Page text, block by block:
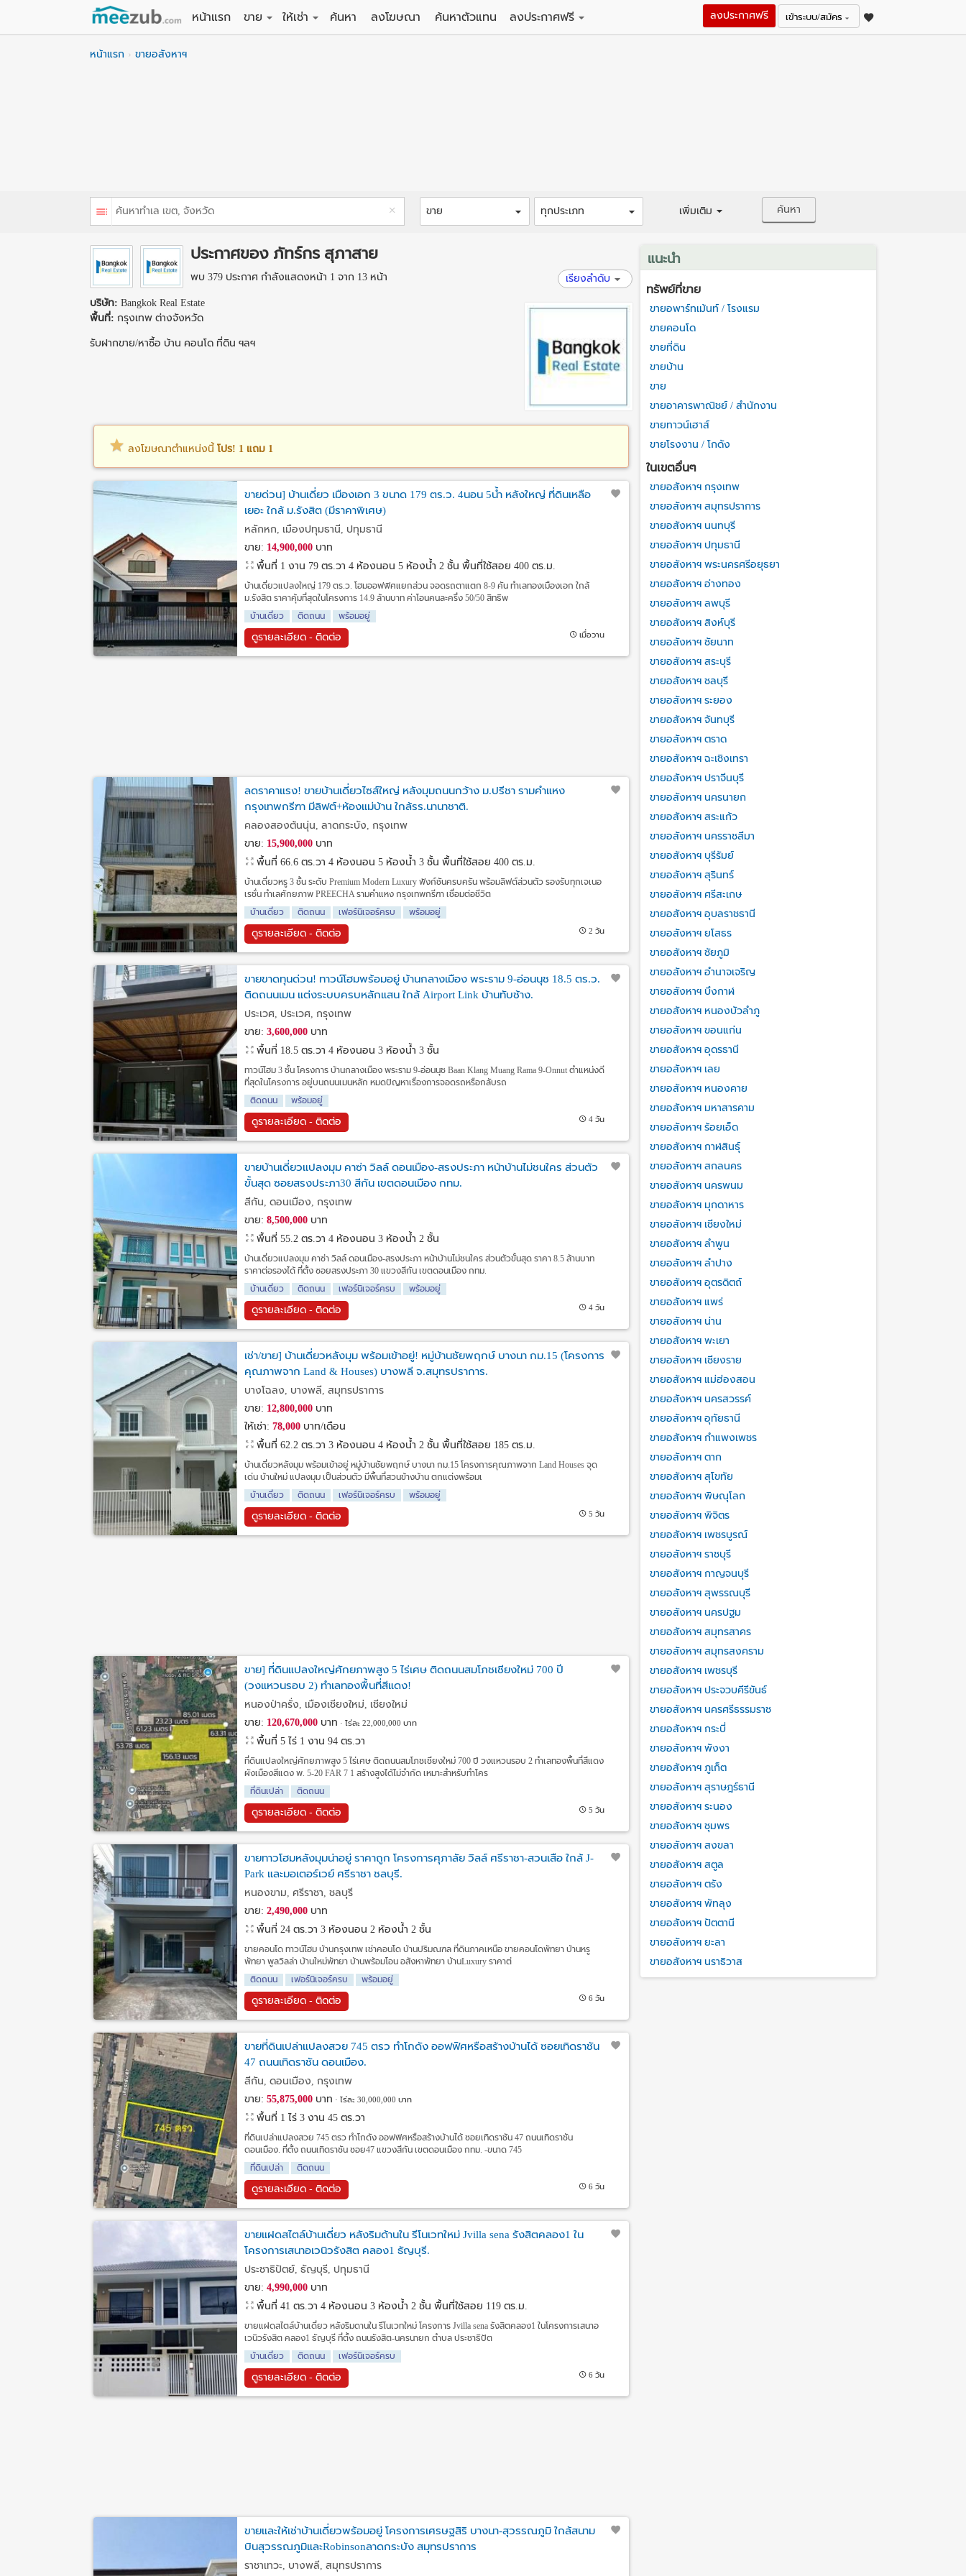
หน้าแรก
ขาย
ให้เช่า
ค้นหา ลงโฆษณา ค้นหาตัวแทน
ลงประกาศฟรี
เข้าระบบ/สมัคร
ลงประกาศฟรี
หน้าแรก ขายอสังหาฯ
ขาย ทุกประเภท เพิ่มเติม ค้นหา
ประกาศของ ภัทร์กร สุภาสาย
พบ 379 ประกาศ กำลังแสดงหน้า 1 จาก 13 หน้า เรียงลำดับ
บริษัท: Bangkok Real Estate
พื้นที่: กรุงเทพ ต่างจังหวัด
รับฝากขาย/หาซื้อ บ้าน คอนโด ที่ดิน ฯลฯ
ลงโฆษณาตำแหน่งนี้ โปร! 1 แถม 1
ขายด่วน] บ้านเดี่ยว เมืองเอก 3 ขนาด 179 ตร.ว. 4นอน 5น้ำ หลังใหญ่ ที่ดินเหลือ
เยอะ ใกล้ ม.รังสิต (มีราคาพิเศษ)
หลักหก, เมืองปทุมธานี, ปทุมธานี
ขาย: 14,900,000 บาท
พื้นที่ 1 งาน 79 ตร.วา 4 ห้องนอน 5 ห้องน้ำ 2 ชั้น พื้นที่ใช้สอย 400 ตร.ม.
บ้านเดี่ยวแปลงใหญ่ 179 ตร.ว. โฮมออฟฟิศแยกส่วน จอดรถตาแตก 8-9 คัน ทำเลทองเมืองเอก ใกล้
ม.รังสิต ราคาคุ้มที่สุดในโครงการ 14.9 ล้านบาท ค่าโอนคนละครึ่ง 50/50 สิทธิพ
บ้านเดี่ยว
ติดถนน พร้อมอยู่
ดูรายละเอียด - ติดต่อ เมื่อวาน
ลดราคาแรง! ขายบ้านเดี่ยวไซส์ใหญ่ หลังมุมถนนกว้าง ม.ปรีชา รามคำแหง
กรุงเทพกรีฑา มีลิฟต์+ห้องแม่บ้าน ใกล้รร.นานาชาติ.
คลองสองต้นนุ่น, ลาดกระบัง, กรุงเทพ
ขาย: 15,900,000 บาท
พื้นที่ 66.6 ตร.วา 4 ห้องนอน 5 ห้องน้ำ 3 ชั้น พื้นที่ใช้สอย 400 ตร.ม.
บ้านเดี่ยวหรู 3 ชั้น ระดับ Premium Modern Luxury ฟังก์ชันครบครัน พร้อมลิฟต์ส่วนตัว รองรับทุกเจเนอ
เรชั่น ทำเลศักยภาพ PREECHA รามคำแหง กรุงเทพกรีฑา เชื่อมต่อชีวิต
บ้านเดี่ยว
ติดถนน เฟอร์นิเจอร์ครบ พร้อมอยู่
ดูรายละเอียด - ติดต่อ 2 วัน
ขายขาดทุนด่วน! ทาวน์โฮมพร้อมอยู่ บ้านกลางเมือง พระราม 9-อ่อนนุช 18.5 ตร.ว.
ติดถนนเมน แต่งระบบครบหลักแสน ใกล้ Airport Link บ้านทับช้าง.
ประเวศ, ประเวศ, กรุงเทพ
ขาย: 3,600,000 บาท
พื้นที่ 18.5 ตร.วา 4 ห้องนอน 3 ห้องน้ำ 3 ชั้น
ทาวน์โฮม 3 ชั้น โครงการ บ้านกลางเมือง พระราม 9-อ่อนนุช Baan Klang Muang Rama 9-Onnut ตำแหน่งดี
ที่สุดในโครงการ อยู่บนถนนเมนหลัก หมดปัญหาเรื่องการจอดรถหรือกลับรถ
ติดถนน
พร้อมอยู่
ดูรายละเอียด - ติดต่อ 4 วัน
ขายบ้านเดี่ยวแปลงมุม คาซ่า วิลล์ ดอนเมือง-สรงประภา หน้าบ้านไม่ชนใคร ส่วนตัว
ขั้นสุด ซอยสรงประภา30 สีกัน เขตดอนเมือง กทม.
สีกัน, ดอนเมือง, กรุงเทพ
ขาย: 8,500,000 บาท
พื้นที่ 55.2 ตร.วา 4 ห้องนอน 3 ห้องน้ำ 2 ชั้น
บ้านเดี่ยวแปลงมุม คาซ่า วิลล์ ดอนเมือง-สรงประภา หน้าบ้านไม่ชนใคร ส่วนตัวขั้นสุด ราคา 8.5 ล้านบาท
ราคาต่อรองได้ ที่ตั้ง ซอยสรงประภา 30 แขวงสีกัน เขตดอนเมือง กทม.
บ้านเดี่ยว
ติดถนน เฟอร์นิเจอร์ครบ พร้อมอยู่
ดูรายละเอียด - ติดต่อ 4 วัน
เช่า/ขาย] บ้านเดี่ยวหลังมุม พร้อมเข้าอยู่! หมู่บ้านชัยพฤกษ์ บางนา กม.15 (โครงการ
คุณภาพจาก Land & Houses) บางพลี จ.สมุทรปราการ.
บางโฉลง, บางพลี, สมุทรปราการ
ขาย: 12,800,000 บาท
ให้เช่า: 78,000 บาท/เดือน
พื้นที่ 62.2 ตร.วา 3 ห้องนอน 4 ห้องน้ำ 2 ชั้น พื้นที่ใช้สอย 185 ตร.ม.
บ้านเดี่ยวหลังมุม พร้อมเข้าอยู่ หมู่บ้านชัยพฤกษ์ บางนา กม.15 โครงการคุณภาพจาก Land Houses จุด
เด่น บ้านใหม่ แปลงมุม เป็นส่วนตัว มีพื้นที่สวนข้างบ้าน ตกแต่งพร้อมเ
บ้านเดี่ยว
ติดถนน เฟอร์นิเจอร์ครบ พร้อมอยู่
ดูรายละเอียด - ติดต่อ 5 วัน
ขาย] ที่ดินแปลงใหญ่ศักยภาพสูง 5 ไร่เศษ ติดถนนสมโภชเชียงใหม่ 700 ปี
(วงแหวนรอบ 2) ทำเลทองพื้นที่สีแดง!
หนองป่าครั่ง, เมืองเชียงใหม่, เชียงใหม่
ขาย: 120,670,000 บาท ไร่ละ 22,000,000 บาท
พื้นที่ 5 ไร่ 1 งาน 94 ตร.วา
ที่ดินแปลงใหญ่ศักยภาพสูง 5 ไร่เศษ ติดถนนสมโภชเชียงใหม่ 700 ปี วงแหวนรอบ 2 ทำเลทองพื้นที่สีแดง
ผังเมืองสีแดง พ. 5-20 FAR 7 1 สร้างสูงได้ไม่จำกัด เหมาะสำหรับทำโคร
ที่ดินเปล่า
ติดถนน
ดูรายละเอียด - ติดต่อ 5 วัน
ขายทาวโฮมหลังมุมน่าอยู่ ราคาถูก โครงการศุภาลัย วิลล์ ศรีราชา-สวนเสือ ใกล้ J-
Park และมอเตอร์เวย์ ศรีราชา ชลบุรี.
หนองขาม, ศรีราชา, ชลบุรี
ขาย: 2,490,000 บาท
พื้นที่ 24 ตร.วา 3 ห้องนอน 2 ห้องน้ำ 2 ชั้น
ขายคอนโด ทาวน์โฮม บ้านกรุงเทพ เช่าคอนโด บ้านปริมณฑล ที่ดินภาคเหนือ ขายคอนโดพัทยา บ้านหรู
พัทยา พูลวิลล่า บ้านใหม่พัทยา บ้านพร้อมโอน อสังหาพัทยา บ้านLuxury ราคาต่
ติดถนน
เฟอร์นิเจอร์ครบ พร้อมอยู่
ดูรายละเอียด - ติดต่อ 6 วัน
ขายที่ดินเปล่าแปลงสวย 745 ตรว ทำโกดัง ออฟฟิศหรือสร้างบ้านได้ ซอยเทิดราชัน
47 ถนนเทิดราชัน ดอนเมือง.
สีกัน, ดอนเมือง, กรุงเทพ
ขาย: 55,875,000 บาท ไร่ละ 30,000,000 บาท
พื้นที่ 1 ไร่ 3 งาน 45 ตร.วา
ที่ดินเปล่าแปลงสวย 745 ตรว ทำโกดัง ออฟฟิศหรือสร้างบ้านได้ ซอยเทิดราชัน 47 ถนนเทิดราชัน
ดอนเมือง. ที่ตั้ง ถนนเทิดราชัน ซอย47 แขวงสีกัน เขตดอนเมือง กทม. -ขนาด 745
ที่ดินเปล่า
ติดถนน
ดูรายละเอียด - ติดต่อ 6 วัน
ขายแฝดสไตล์บ้านเดี่ยว หลังริมด้านใน รีโนเวทใหม่ Jvilla sena รังสิตคลอง1 ใน
โครงการเสนาอเวนิวรังสิต คลอง1 ธัญบุรี.
ประชาธิปัตย์, ธัญบุรี, ปทุมธานี
ขาย: 4,990,000 บาท
พื้นที่ 41 ตร.วา 4 ห้องนอน 3 ห้องน้ำ 2 ชั้น พื้นที่ใช้สอย 119 ตร.ม.
ขายแฝดสไตล์บ้านเดี่ยว หลังริมดานใน รีโนเวทใหม่ โครงการ Jvilla sena รังสิตคลอง1 ในโครงการเสนาอ
เวนิวรังสิต คลอง1 ธัญบุรี ที่ตั้ง ถนนรังสิต-นครนายก ตำบล ประชาธิปัต
บ้านเดี่ยว
ติดถนน เฟอร์นิเจอร์ครบ
ดูรายละเอียด - ติดต่อ 6 วัน
ขายและให้เช่าบ้านเดี่ยวพร้อมอยู่ โครงการเศรษฐสิริ บางนา-สุวรรณภูมิ ใกล้สนาม
บินสุวรรณภูมิและRobinsonลาดกระบัง สมุทรปราการ
ราชาเทวะ, บางพลี, สมุทรปราการ
แนะนำ
ทรัพย์ที่ขาย
ขายอพาร์ทเม้นท์ / โรงแรม
ขายคอนโด
ขายที่ดิน
ขายบ้าน
ขาย
ขายอาคารพาณิชย์ / สำนักงาน
ขายทาวน์เฮาส์
ขายโรงงาน / โกดัง
ในเขตอื่นๆ
ขายอสังหาฯ กรุงเทพ
ขายอสังหาฯ สมุทรปราการ
ขายอสังหาฯ นนทบุรี
ขายอสังหาฯ ปทุมธานี
ขายอสังหาฯ พระนครศรีอยุธยา
ขายอสังหาฯ อ่างทอง
ขายอสังหาฯ ลพบุรี
ขายอสังหาฯ สิงห์บุรี
ขายอสังหาฯ ชัยนาท
ขายอสังหาฯ สระบุรี
ขายอสังหาฯ ชลบุรี
ขายอสังหาฯ ระยอง
ขายอสังหาฯ จันทบุรี
ขายอสังหาฯ ตราด
ขายอสังหาฯ ฉะเชิงเทรา
ขายอสังหาฯ ปราจีนบุรี
ขายอสังหาฯ นครนายก
ขายอสังหาฯ สระแก้ว
ขายอสังหาฯ นครราชสีมา
ขายอสังหาฯ บุรีรัมย์
ขายอสังหาฯ สุรินทร์
ขายอสังหาฯ ศรีสะเกษ
ขายอสังหาฯ อุบลราชธานี
ขายอสังหาฯ ยโสธร
ขายอสังหาฯ ชัยภูมิ
ขายอสังหาฯ อำนาจเจริญ
ขายอสังหาฯ บึงกาฬ
ขายอสังหาฯ หนองบัวลำภู
ขายอสังหาฯ ขอนแก่น
ขายอสังหาฯ อุดรธานี
ขายอสังหาฯ เลย
ขายอสังหาฯ หนองคาย
ขายอสังหาฯ มหาสารคาม
ขายอสังหาฯ ร้อยเอ็ด
ขายอสังหาฯ กาฬสินธุ์
ขายอสังหาฯ สกลนคร
ขายอสังหาฯ นครพนม
ขายอสังหาฯ มุกดาหาร
ขายอสังหาฯ เชียงใหม่
ขายอสังหาฯ ลำพูน
ขายอสังหาฯ ลำปาง
ขายอสังหาฯ อุตรดิตถ์
ขายอสังหาฯ แพร่
ขายอสังหาฯ น่าน
ขายอสังหาฯ พะเยา
ขายอสังหาฯ เชียงราย
ขายอสังหาฯ แม่ฮ่องสอน
ขายอสังหาฯ นครสวรรค์
ขายอสังหาฯ อุทัยธานี
ขายอสังหาฯ กำแพงเพชร
ขายอสังหาฯ ตาก
ขายอสังหาฯ สุโขทัย
ขายอสังหาฯ พิษณุโลก
ขายอสังหาฯ พิจิตร
ขายอสังหาฯ เพชรบูรณ์
ขายอสังหาฯ ราชบุรี
ขายอสังหาฯ กาญจนบุรี
ขายอสังหาฯ สุพรรณบุรี
ขายอสังหาฯ นครปฐม
ขายอสังหาฯ สมุทรสาคร
ขายอสังหาฯ สมุทรสงคราม
ขายอสังหาฯ เพชรบุรี
ขายอสังหาฯ ประจวบคีรีขันธ์
ขายอสังหาฯ นครศรีธรรมราช
ขายอสังหาฯ กระบี่
ขายอสังหาฯ พังงา
ขายอสังหาฯ ภูเก็ต
ขายอสังหาฯ สุราษฎร์ธานี
ขายอสังหาฯ ระนอง
ขายอสังหาฯ ชุมพร
ขายอสังหาฯ สงขลา
ขายอสังหาฯ สตูล
ขายอสังหาฯ ตรัง
ขายอสังหาฯ พัทลุง
ขายอสังหาฯ ปัตตานี
ขายอสังหาฯ ยะลา
ขายอสังหาฯ นราธิวาส